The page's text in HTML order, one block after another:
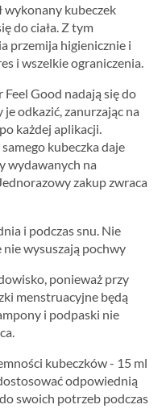
wykonany kubeczek
do ciała. Z tym
przemija higienicznie i
i wszelkie ograniczenia.
Good nadają się do
odkazić, zanurzając na
każdej aplikacji.
kubeczka daje
wydawanych na
zakup zwraca
i podczas snu. Nie
nie wysuszają pochwy
ponieważ przy
menstruacyjne będą
i podpaski nie
kubeczków - 15 ml
odpowiednią
swoich potrzeb podczas